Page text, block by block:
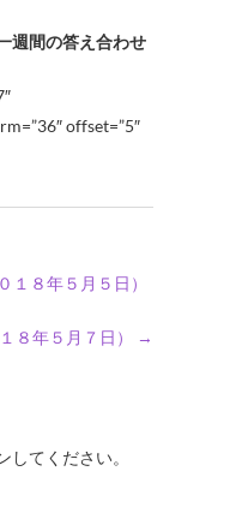
週間の答え合わせ
offset=”5″
１８年５月５日）
８年５月７日） →
してください。